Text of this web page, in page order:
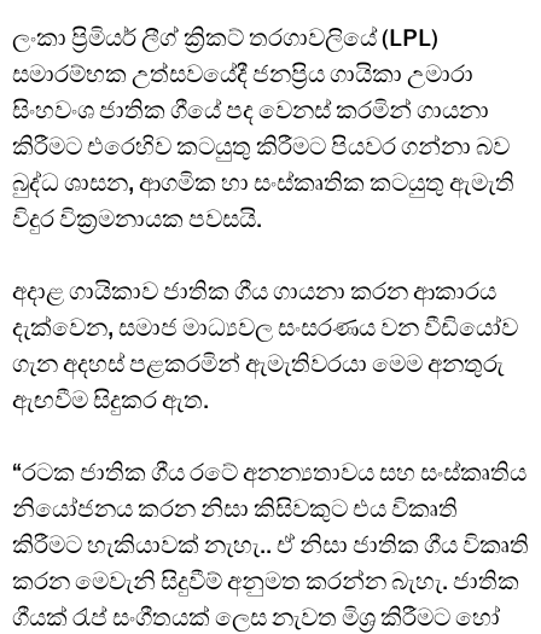
ලංකා ප්‍රිමියර් ලීග් ක්‍රිකට් තරගාවලියේ (LPL)
සමාරම්භක උත්සවයේදී ජනප්‍රිය ගායිකා උමාරා
සිංහවංශ ජාතික ගීයේ පද වෙනස් කරමින් ගායනා
කිරීමට එරෙහිව කටයුතු කිරීමට පියවර ගන්නා බව
බුද්ධ ශාසන, ආගමික හා සංස්කෘතික කටයුතු ඇමැති
විදුර වික්‍රමනායක පවසයි.
අදාළ ගායිකාව ජාතික ගීය ගායනා කරන ආකාරය
දැක්වෙන, සමාජ මාධ්‍යවල සංසරණය වන වීඩියෝව
ගැන අදහස් පළකරමින් ඇමැතිවරයා මෙම අනතුරු
ඇඟවීම සිදුකර ඇත.
“රටක ජාතික ගීය රටේ අනන්‍යතාවය සහ සංස්කෘතිය
නියෝජනය කරන නිසා කිසිවකුට එය විකෘති
කිරීමට හැකියාවක් නැහැ.. ඒ නිසා ජාතික ගීය විකෘති
කරන මෙවැනි සිදුවීම් අනුමත කරන්න බැහැ. ජාතික
ගීයක් රැප් සංගීතයක් ලෙස නැවත මිශ්‍ර කිරීමට හෝ